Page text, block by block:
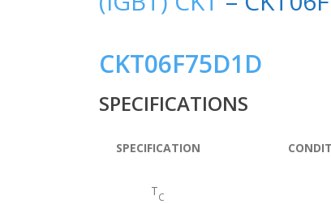
CKT06F75D1D
SPECIFICATIONS
SPECIFICATION
TC